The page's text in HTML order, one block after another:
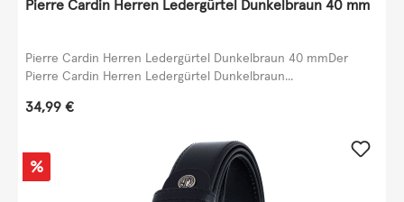
Pierre Cardin Herren Ledergürtel Dunkelbraun 40 mm
Pierre Cardin Herren Ledergürtel Dunkelbraun 40 mmDer
Pierre Cardin Herren Ledergürtel Dunkelbraun...
Regulärer Preis:
34,99 €
Rabatt
%